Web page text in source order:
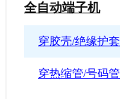
全自动端子机
穿胶壳/绝缘护套
穿热缩管/号码管